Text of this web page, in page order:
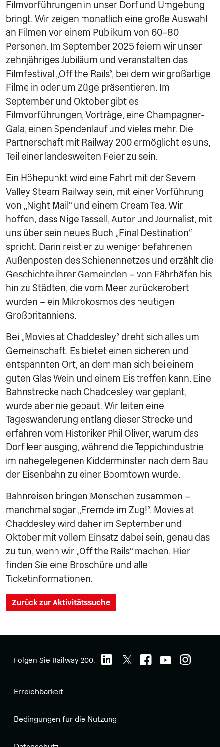
Filmvorführungen in unser Dorf und Umgebung
bringt. Wir zeigen monatlich eine große Auswahl
an Filmen vor einem Publikum von 60–80
Personen. Im September 2025 feiern wir unser
zehnjähriges Jubiläum und veranstalten das
Filmfestival „Off the Rails“, bei dem wir großartige
Filme in oder um Züge präsentieren. Im
September und Oktober gibt es
Filmvorführungen, Vorträge, eine Champagner-
Gala, einen Spendenlauf und vieles mehr. Die
Partnerschaft mit Railway 200 ermöglicht es uns,
Teil einer landesweiten Feier zu sein.
Ein Höhepunkt wird eine Fahrt mit der Severn
Valley Steam Railway sein, mit einer Vorführung
von „Night Mail“ und einem Cream Tea. Wir
hoffen, dass Nige Tassell, Autor und Journalist, mit
uns über sein neues Buch „Final Destination“
spricht. Darin reist er zu weniger befahrenen
Außenposten des Schienennetzes und erzählt die
Geschichte ihrer Gemeinden – von Fährhäfen bis
hin zu Städten, die vom Meer zurückerobert
wurden – ein Mikrokosmos des heutigen
Großbritanniens.
Bei „Movies at Chaddesley“ dreht sich alles um
Gemeinschaft. Es bietet einen sicheren und
entspannten Ort, an dem man sich bei einem
guten Glas Wein und einem Eis treffen kann. Eine
Bahnstrecke nach Chaddesley war geplant,
wurde aber nie gebaut. Wir leiten eine
Tageswanderung entlang dieser Strecke und
erfahren vom Historiker Phil Oliver, warum das
Dorf leer ausging, während die Teppichindustrie
im nahegelegenen Kidderminster nach dem Bau
der Eisenbahn zu einer Boomtown wurde.
Bahnreisen bringen Menschen zusammen –
manchmal sogar „Fremde im Zug!“. Movies at
Chaddesley wird daher im September und
Oktober mit vollem Einsatz dabei sein, genau das
zu tun, wenn wir „Off the Rails“ machen. Hier
finden Sie eine Broschüre und alle
Ticketinformationen.
Zurück zur Aktivitätssuche
Folgen Sie Railway 200:
Erreichbarkeit
Bedingungen für die Nutzung